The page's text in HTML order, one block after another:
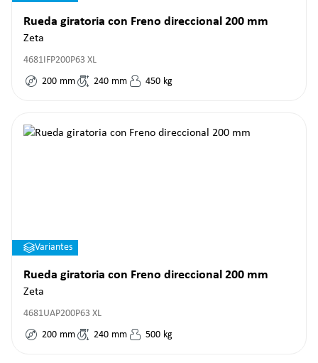
Rueda giratoria con Freno direccional 200 mm
Zeta
4681IFP200P63 XL
200 mm 240 mm 450 kg
Variantes
Rueda giratoria con Freno direccional 200 mm
Zeta
4681UAP200P63 XL
200 mm 240 mm 500 kg